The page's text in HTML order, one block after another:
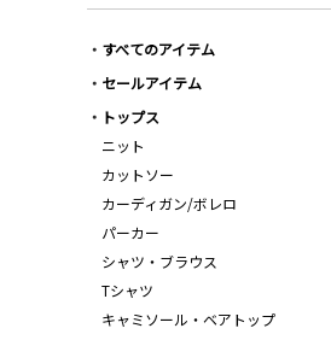
すべてのアイテム
セールアイテム
トップス
ニット
カットソー
カーディガン/ボレロ
パーカー
シャツ・ブラウス
Tシャツ
キャミソール・ベアトップ